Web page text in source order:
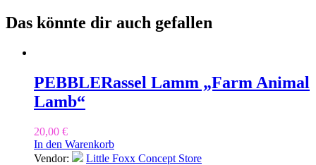
Das könnte dir auch gefallen
PEBBLERassel Lamm „Farm Animal
Lamb“
20,00 €
In den Warenkorb
Vendor:
Little Foxx Concept Store